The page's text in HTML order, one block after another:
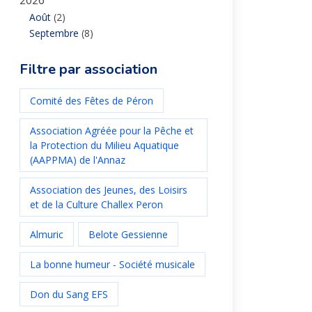
Août (2)
Septembre (8)
Filtre par association
Comité des Fêtes de Péron
Association Agréée pour la Pêche et
la Protection du Milieu Aquatique
(AAPPMA) de l'Annaz
Association des Jeunes, des Loisirs
et de la Culture Challex Peron
Almuric Belote Gessienne
La bonne humeur - Société musicale
Don du Sang EFS